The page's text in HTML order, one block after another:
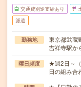
交通費別途支給あり
派遣
勤務地
東京都武蔵
吉祥寺駅か
曜日頻度
★週2日～
日の組み合